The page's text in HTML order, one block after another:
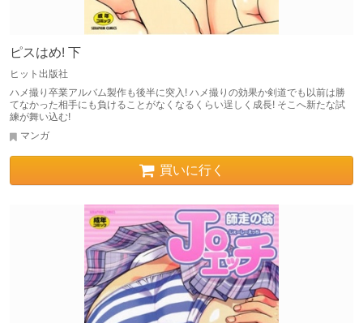
ピスはめ! 下
ヒット出版社
ハメ撮り卒業アルバム製作も後半に突入! ハメ撮りの効果か剣道でも以前は勝
てなかった相手にも負けることがなくなるくらい逞しく成長! そこへ新たな試
練が舞い込む!
マンガ
買いに行く